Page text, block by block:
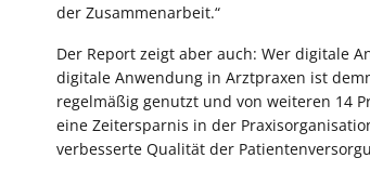
der Zusammenarbeit.“
Der Report zeigt aber auch: Wer digitale
digitale Anwendung in Arztpraxen ist
regelmäßig genutzt und von weiteren 14
eine Zeitersparnis in der
verbesserte Qualität der